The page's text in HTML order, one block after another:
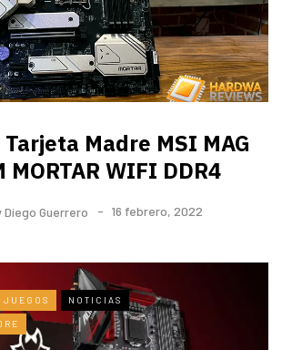
Madre MSI MAG
MORTAR WIFI DDR4
Diego Guerrero 16 febrero, 2022
JUEGOS NOTICIAS